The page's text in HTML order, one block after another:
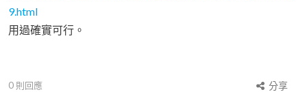
9.html
用過確實可行。
0 則回應
分享